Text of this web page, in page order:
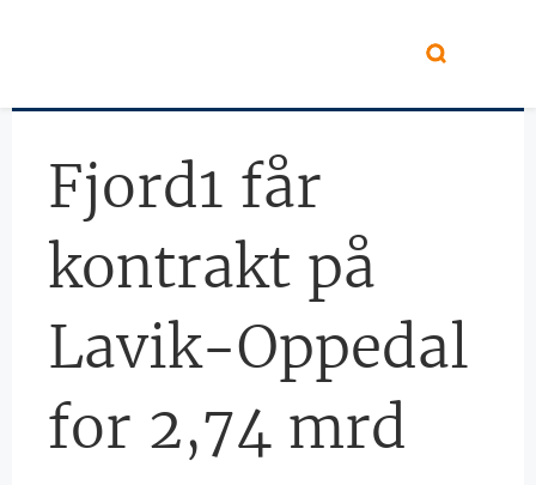
Fjord1 får
kontrakt på
Lavik-Oppedal
for 2,74 mrd